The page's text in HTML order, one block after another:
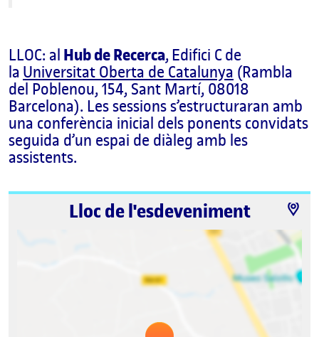
LLOC: al Hub de Recerca, Edifici C de
la Universitat Oberta de Catalunya (Rambla
del Poblenou, 154, Sant Martí, 08018
Barcelona). Les sessions s’estructuraran amb
una conferència inicial dels ponents convidats
seguida d’un espai de diàleg amb les
assistents.
Lloc de l'esdeveniment